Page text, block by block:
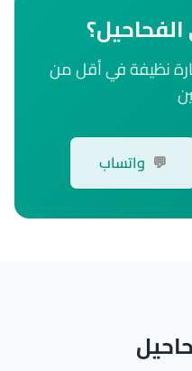
نظيفة في أقل من
💬 واتساب